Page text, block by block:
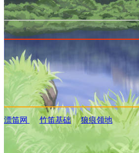
漂笛网 竹笛基础 狼痕领地